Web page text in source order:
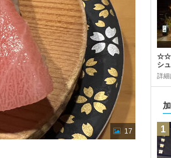
17
☆☆
シ
詳
1